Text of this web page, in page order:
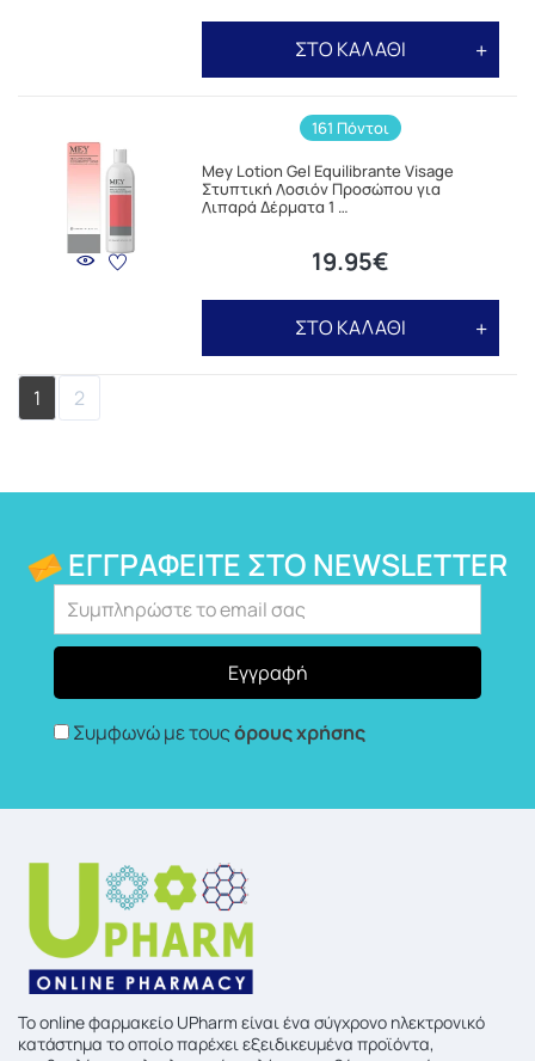
ΣΤΟ ΚΑΛΑΘΙ
161 Πόντοι
Mey Lotion Gel Equilibrante Visage
Στυπτική Λοσιόν Προσώπου για
Λιπαρά Δέρματα 1 …
19.95€
ΣΤΟ ΚΑΛΑΘΙ
1 2
ΕΓΓΡΑΦΕΊΤΕ ΣΤΟ NEWSLETTER
Συμφωνώ με τουςόρους χρήσης
To online φαρμακείο UPharm είναι ένα σύγχρονο ηλεκτρονικό
κατάστημα το οποίο παρέχει εξειδικευμένα προϊόντα,